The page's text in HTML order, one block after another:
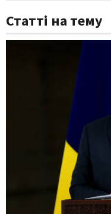
Статті на тему